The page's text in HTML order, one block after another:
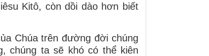
Kitô, còn dồi dào hơn biết
Chúa trên đường đời chúng
chúng ta sẽ khó có thể kiên